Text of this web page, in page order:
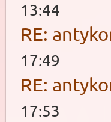
13:44
RE:
17:49
RE:
17:53